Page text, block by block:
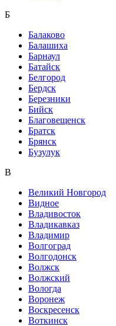
Б
Балаково
Балашиха
Барнаул
Батайск
Белгород
Бердск
Березники
Бийск
Благовещенск
Братск
Брянск
Бузулук
В
Великий Новгород
Видное
Владивосток
Владикавказ
Владимир
Волгоград
Волгодонск
Волжск
Волжский
Вологда
Воронеж
Воскресенск
Воткинск